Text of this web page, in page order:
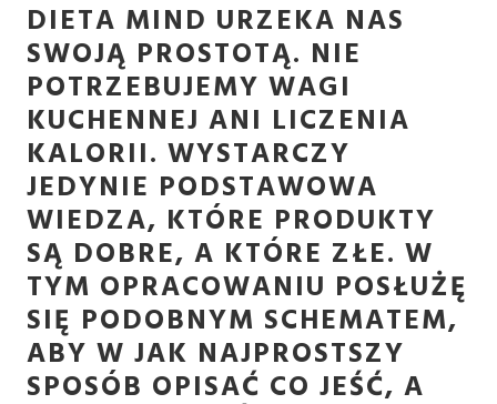
DIETA MIND URZEKA NAS
SWOJĄ PROSTOTĄ. NIE
POTRZEBUJEMY WAGI
KUCHENNEJ ANI LICZENIA
KALORII. WYSTARCZY
JEDYNIE PODSTAWOWA
WIEDZA, KTÓRE PRODUKTY
SĄ DOBRE, A KTÓRE ZŁE. W
TYM OPRACOWANIU POSŁUŻĘ
SIĘ PODOBNYM SCHEMATEM,
ABY W JAK NAJPROSTSZY
SPOSÓB OPISAĆ CO JEŚĆ, A